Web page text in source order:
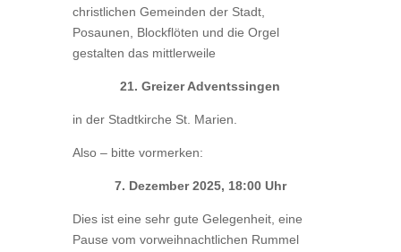
christlichen Gemeinden der Stadt,
Posaunen, Blockflöten und die Orgel
gestalten das mittlerweile
21. Greizer Adventssingen
in der Stadtkirche St. Marien.
Also – bitte vormerken:
7. Dezember 2025, 18:00 Uhr
Dies ist eine sehr gute Gelegenheit, eine
Pause vom vorweihnachtlichen Rummel